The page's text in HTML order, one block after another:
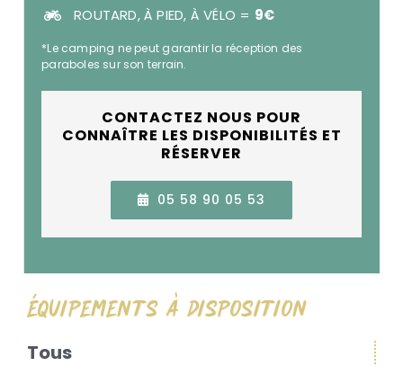
ROUTARD, À PIED, À VÉLO = 9€
*Le camping ne peut garantir la réception des
paraboles sur son terrain.
CONTACTEZ NOUS POUR
CONNAÎTRE LES DISPONIBILITÉS ET
RÉSERVER
05 58 90 05 53
Équipements À Disposition
Tous